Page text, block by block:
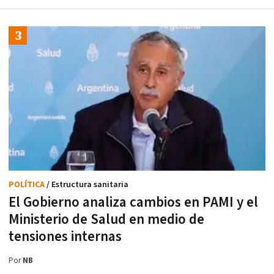
El Gobierno analiza cambios en PAMI y el
Ministerio de Salud en medio de
tensiones internas
POLÍTICA/ Estructura sanitaria
PorNB